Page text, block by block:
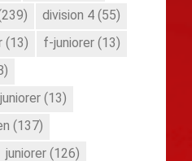
division 4 (55)
(13) f-juniorer (13)
(13)
(137)
juniorer (126)